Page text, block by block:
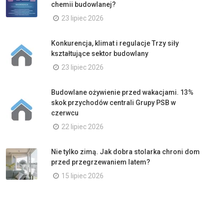
chemii budowlanej?
23 lipiec 2026
Konkurencja, klimat i regulacje Trzy siły
kształtujące sektor budowlany
23 lipiec 2026
Budowlane ożywienie przed wakacjami. 13%
skok przychodów centrali Grupy PSB w
czerwcu
22 lipiec 2026
Nie tylko zimą. Jak dobra stolarka chroni dom
przed przegrzewaniem latem?
15 lipiec 2026